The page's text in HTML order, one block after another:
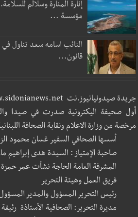
إنارة المنارة وسلالم
مؤسسة ...
النائب اسامه سعد تناول
قانون...
جريدة صيدونيانيوز.نت www.sidonianews.net
مرخصة من وزارة الاعلام ونقابة الصحافة
أسسها الصحافي السفير غسان محمود
صاحبة الإمتياز : السيدة هدى إبراهيم
المشرفة العامة الحاجة نشأت عمر حمزة
فريق العمل وهيئة التحرير
رئيس التحرير المسؤول والمدير
مديرة التحرير: الصحافية الأستاذة